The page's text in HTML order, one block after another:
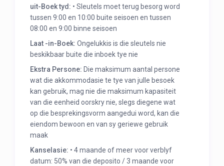
uit-Boek tyd: • Sleutels moet terug besorg word
tussen 9:00 en 10:00 buite seisoen en tussen
08:00 en 9:00 binne seisoen
Laat -in-Boek: Ongelukkis is die sleutels nie
beskikbaar buite die inboek tye nie
Ekstra Persone: Die maksimum aantal persone
wat die akkommodasie te tye van julle besoek
kan gebruik, mag nie die maksimum kapasiteit
van die eenheid oorskry nie, slegs diegene wat
op die besprekingsvorm aangedui word, kan die
eiendom bewoon en van sy geriewe gebruik
maak
Kanselasie: • 4 maande of meer voor verblyf
datum: 50% van die deposito / 3 maande voor